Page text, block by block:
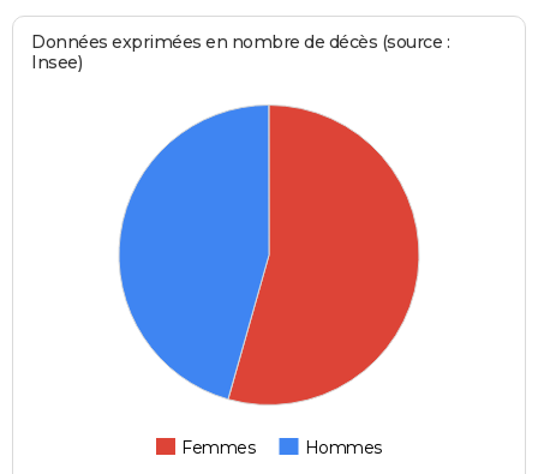
Données exprimées en nombre de décès (source :
Insee)
Femmes Hommes